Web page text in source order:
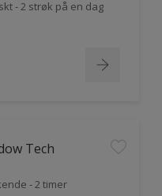
- 2 strøk på en dag
Tech
- 2 timer